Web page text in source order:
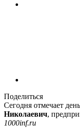
Поделиться
Сегодня отмечает
Николаевич,
1000inf.ru